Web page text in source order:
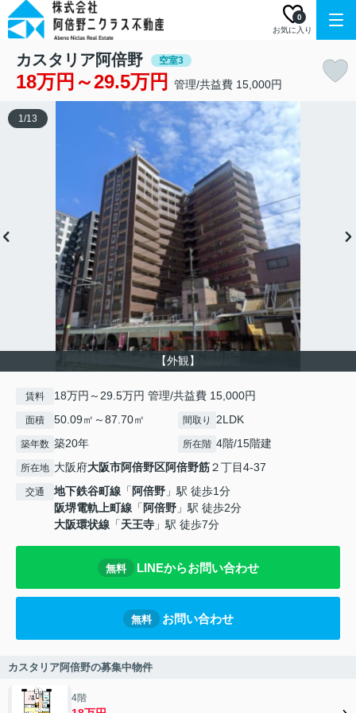
お気に入り
0
カスタリア阿倍野 空室3
18万円～29.5万円 管理/共益費 15,000円
【外観】
1/13
賃料 18万円～29.5万円 管理/共益費 15,000円
面積 50.09㎡～87.70㎡ 間取り 2LDK
築年数 築20年 所在階 4階/15階建
所在地 大阪府大阪市阿倍野区阿倍野筋２丁目4-37
交通 地下鉄谷町線 「 阿倍野 」駅 徒歩1分
阪堺電軌上町線 「 阿倍野 」駅 徒歩2分
大阪環状線 「天王寺 」駅 徒歩7分
無料 LINEからお問い合わせ
無料 お問い合わせ
カスタリア阿倍野の募集中物件
4階